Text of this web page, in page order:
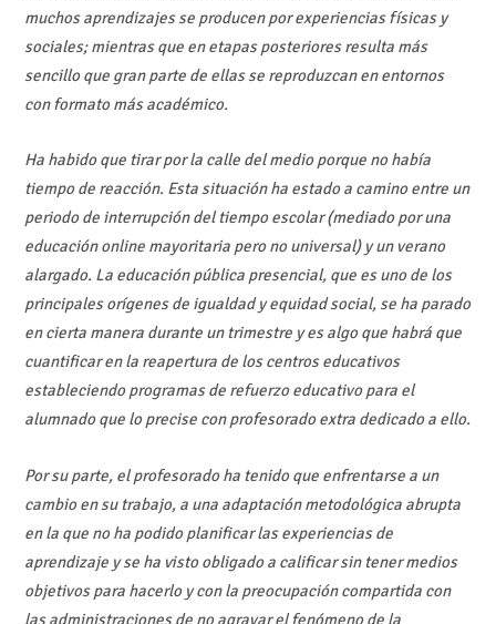
muchos aprendizajes se producen por experiencias físicas y
sociales; mientras que en etapas posteriores resulta más
sencillo que gran parte de ellas se reproduzcan en entornos
con formato más académico.
Ha habido que tirar por la calle del medio porque no había
tiempo de reacción. Esta situación ha estado a camino entre un
periodo de interrupción del tiempo escolar (mediado por una
educación online mayoritaria pero no universal) y un verano
alargado. La educación pública presencial, que es uno de los
principales orígenes de igualdad y equidad social, se ha parado
en cierta manera durante un trimestre y es algo que habrá que
cuantificar en la reapertura de los centros educativos
estableciendo programas de refuerzo educativo para el
alumnado que lo precise con profesorado extra dedicado a ello.
Por su parte, el profesorado ha tenido que enfrentarse a un
cambio en su trabajo, a una adaptación metodológica abrupta
en la que no ha podido planificar las experiencias de
aprendizaje y se ha visto obligado a calificar sin tener medios
objetivos para hacerlo y con la preocupación compartida con
las administraciones de no agravar el fenómeno de la